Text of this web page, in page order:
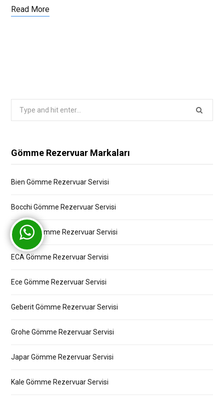
Read More
Gömme Rezervuar Markaları
Bien Gömme Rezervuar Servisi
Bocchi Gömme Rezervuar Servisi
Creavit Gömme Rezervuar Servisi
ECA Gömme Rezervuar Servisi
Ece Gömme Rezervuar Servisi
Geberit Gömme Rezervuar Servisi
Grohe Gömme Rezervuar Servisi
Japar Gömme Rezervuar Servisi
Kale Gömme Rezervuar Servisi